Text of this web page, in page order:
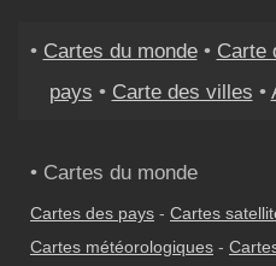
• Cartes du monde• Carte
pays • Carte des villes •
• Cartes du monde
Cartes des pays - Cartes
Cartes météorologiques -